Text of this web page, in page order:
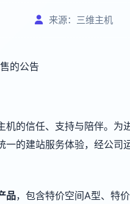
来源：三维主机
的公告
的信任、支持与陪伴。
的建站服务体验，经公司
品，包含特价空间A型、特